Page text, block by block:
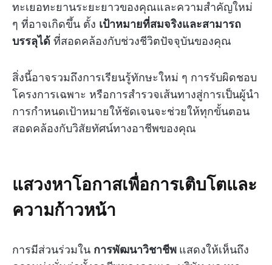
ทะเยอทะยานระยะยาวของคุณและความสำคัญใหม่
ๆ ที่อาจเกิดขึ้น ตั้ง เป้าหมายที่สมจริงและสามารถ
บรรลุได้ ที่สอดคล้องกับช่วงชีวิตปัจจุบันของคุณ
สิ่งนี้อาจรวมถึงการเรียนรู้ทักษะใหม่ ๆ การรับผิดชอบ
โครงการเฉพาะ หรือการสำรวจเส้นทางสู่การเป็นผู้นำ
การกำหนดเป้าหมายให้ชัดเจนจะช่วยให้ทุกขั้นตอน
สอดคล้องกับวิสัยทัศน์ทางอาชีพของคุณ
แสวงหาโอกาสเพื่อการเติบโตและ
ความก้าวหน้า
การมีส่วนร่วมใน การพัฒนาวิชาชีพ แสดงให้เห็นถึง